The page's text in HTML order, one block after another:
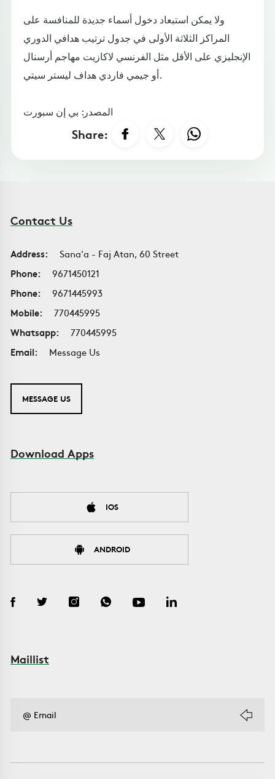
ولا يمكن استبعاد دخول أسماء جديدة للمنافسة على
المراكز الثلاثة الأولى في جدول ترتيب هدافي الدوري
الإنجليزي على الأقل مثل الفرنسي لاكازيت مهاجم أرسنال
أو جيمي فاردي هداف ليستر سيتي.
المصدر: بي إن سبورت
Share:
Contact Us
Address:
Sana'a - Faj Atan, 60 Street
Phone:
9671450121
Phone:
9671445993
Mobile:
770445995
Whatsapp:
770445995
Email:
Message Us
MESSAGE US
Download Apps
IOS
ANDROID
Maillist